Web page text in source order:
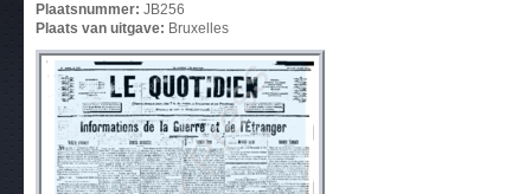
Plaatsnummer: JB256
Plaats van uitgave: Bruxelles